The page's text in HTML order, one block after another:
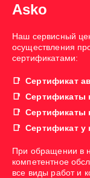
Asko
Наш сервисный
осуществления
сертификатами:
Сертификат
Сертификаты
Сертификаты
Сертификат у
При обращении в
компетентное
все виды работ и